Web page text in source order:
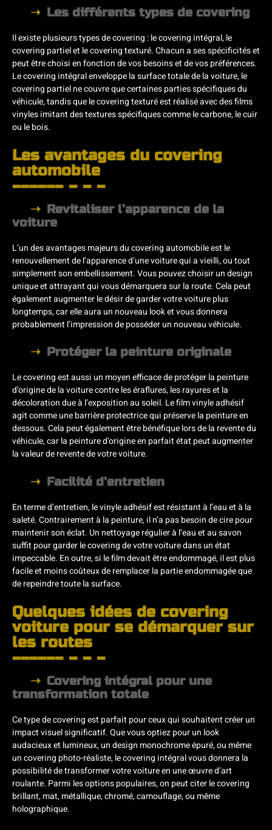
Les différents types de covering
Il existe plusieurs types de covering : le covering intégral, le
covering partiel et le covering texturé. Chacun a ses spécificités et
peut être choisi en fonction de vos besoins et de vos préférences.
Le covering intégral enveloppe la surface totale de la voiture, le
covering partiel ne couvre que certaines parties spécifiques du
véhicule, tandis que le covering texturé est réalisé avec des films
vinyles imitant des textures spécifiques comme le carbone, le cuir
ou le bois.
Les avantages du covering
automobile
Revitaliser l’apparence de la
voiture
L’un des avantages majeurs du covering automobile est le
renouvellement de l’apparence d’une voiture qui a vieilli, ou tout
simplement son embellissement. Vous pouvez choisir un design
unique et attrayant qui vous démarquera sur la route. Cela peut
également augmenter le désir de garder votre voiture plus
longtemps, car elle aura un nouveau look et vous donnera
probablement l’impression de posséder un nouveau véhicule.
Protéger la peinture originale
Le covering est aussi un moyen efficace de protéger la peinture
d’origine de la voiture contre les éraflures, les rayures et la
décoloration due à l’exposition au soleil. Le film vinyle adhésif
agit comme une barrière protectrice qui préserve la peinture en
dessous. Cela peut également être bénéfique lors de la revente du
véhicule, car la peinture d’origine en parfait état peut augmenter
la valeur de revente de votre voiture.
Facilité d’entretien
En terme d’entretien, le vinyle adhésif est résistant à l’eau et à la
saleté. Contrairement à la peinture, il n’a pas besoin de cire pour
maintenir son éclat. Un nettoyage régulier à l’eau et au savon
suffit pour garder le covering de votre voiture dans un état
impeccable. En outre, si le film devait être endommagé, il est plus
facile et moins coûteux de remplacer la partie endommagée que
de repeindre toute la surface.
Quelques idées de covering
voiture pour se démarquer sur
les routes
Covering intégral pour une
transformation totale
Ce type de covering est parfait pour ceux qui souhaitent créer un
impact visuel significatif. Que vous optiez pour un look
audacieux et lumineux, un design monochrome épuré, ou même
un covering photo-réaliste, le covering intégral vous donnera la
possibilité de transformer votre voiture en une œuvre d’art
roulante. Parmi les options populaires, on peut citer le covering
brillant, mat, métallique, chromé, camouflage, ou même
holographique.